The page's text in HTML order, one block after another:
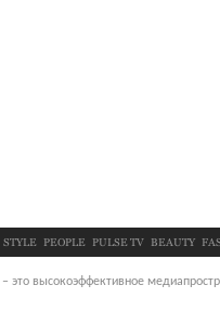
STYLE PEOPLE PULSE TV BEAUTY
это высокоэффективное